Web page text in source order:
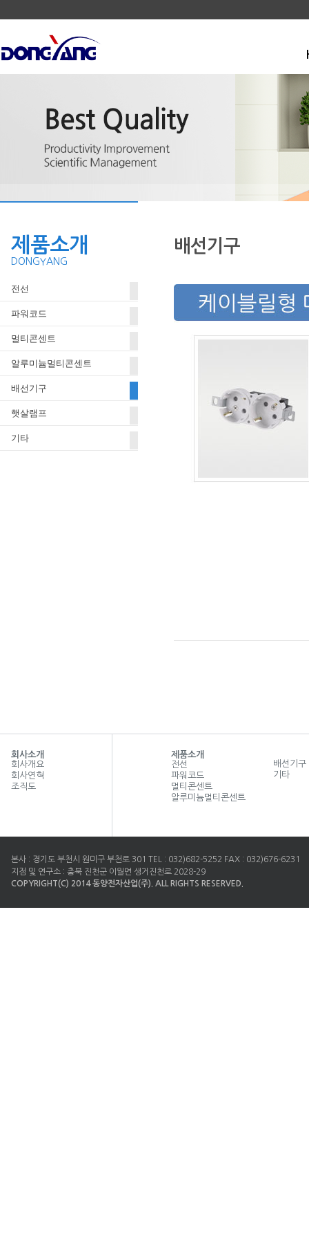
제품소개
DONGYANG
전선
파워코드
멀티콘센트
알루미늄멀티콘센트
배선기구
햇살램프
기타
배선기구
회사소개
회사개요
회사연혁
조직도
제품소개
전선
파워코드
멀티콘센트
알루미늄멀티콘센트
배선기구
기타
본사 : 경기도 부천시 원미구 부천로 301 TEL : 032)682-5252 FAX : 032)676-6231
지점 및 연구소 : 충북 진천군 이월면 생거진천로 2028-29
COPYRIGHT(C) 2014 동양전자산업(주). ALL RIGHTS RESERVED.